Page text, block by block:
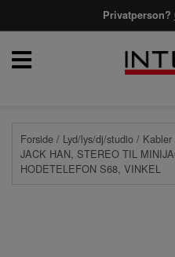
Privatperson?
Forside / Lyd/lys/dj/studio / Kabler
JACK HAN, STEREO TIL
HODETELEFON S68, VINKEL